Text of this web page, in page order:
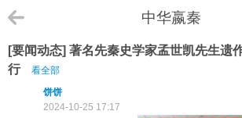
中华嬴秦
[要闻动态] 著名先秦史学家孟世凯先生遗
行
看全部
点击重新加载
饼饼
2024-10-25 17:17